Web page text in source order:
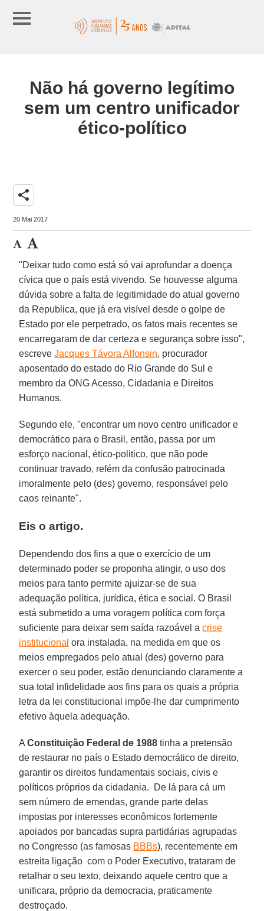
Não há governo legítimo
sem um centro unificador
ético-político
share
20 Mai 2017
"Deixar tudo como está só vai aprofundar a doença
cívica que o país está vivendo. Se houvesse alguma
dúvida sobre a falta de legitimidade do atual governo
da Republica, que já era visível desde o golpe de
Estado por ele perpetrado, os fatos mais recentes se
encarregaram de dar certeza e segurança sobre isso",
escreveJacques Távora Alfonsin, procurador
aposentado do estado do Rio Grande do Sul e
membro da ONG Acesso, Cidadania e Direitos
Humanos.
Segundo ele, "encontrar um novo centro unificador e
democrático para o Brasil, então, passa por um
esforço nacional, ético-politico, que não pode
continuar travado, refém da confusão patrocinada
imoralmente pelo (des) governo, responsável pelo
caos reinante".
Eis o artigo.
Dependendo dos fins a que o exercício de um
determinado poder se proponha atingir, o uso dos
meios para tanto permite ajuizar-se de sua
adequação política, jurídica, ética e social. O Brasil
está submetido a uma voragem política com força
suficiente para deixar sem saída razoável acrise
institucional ora instalada, na medida em que os
meios empregados pelo atual (des) governo para
exercer o seu poder, estão denunciando claramente a
sua total infidelidade aos fins para os quais a própria
letra da lei constitucional impõe-lhe dar cumprimento
efetivo àquela adequação.
AConstituição Federal de 1988 tinha a pretensão
de restaurar no país o Estado democrático de direito,
garantir os direitos fundamentais sociais, civis e
políticos próprios da cidadania. De lá para cá um
sem número de emendas, grande parte delas
impostas por interesses econômicos fortemente
apoiados por bancadas supra partidárias agrupadas
no Congresso (as famosas BBBs), recentemente em
estreita ligação com o Poder Executivo, trataram de
retalhar o seu texto, deixando aquele centro que a
unificara, próprio da democracia, praticamente
destroçado.